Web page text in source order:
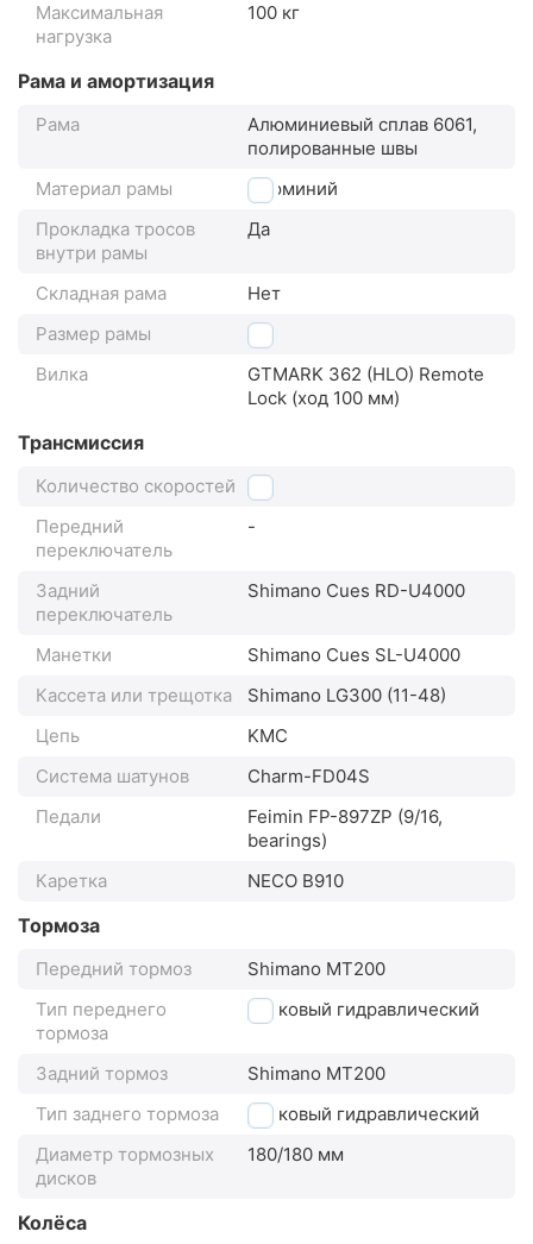
Максимальная
нагрузка
100 кг
Рама и амортизация
Рама
Алюминиевый сплав 6061,
полированные швы
Материал рамы
алюминий
Прокладка тросов
внутри рамы
Да
Складная рама
Нет
Размер рамы
21"
Вилка
GTMARK 362 (HLO) Remote
Lock (ход 100 мм)
Трансмиссия
Количество скоростей 9
Передний
переключатель
-
Задний
переключатель
Shimano Cues RD-U4000
Манетки
Shimano Cues SL-U4000
Кассета или трещотка
Shimano LG300 (11-48)
Цепь
KMC
Система шатунов
Charm-FD04S
Педали
Feimin FP-897ZP (9/16,
bearings)
Каретка
NECO B910
Тормоза
Передний тормоз
Shimano MT200
Тип переднего
тормоза
дисковый гидравлический
Задний тормоз
Shimano MT200
Тип заднего тормоза
дисковый гидравлический
Диаметр тормозных
дисков
180/180 мм
Колёса